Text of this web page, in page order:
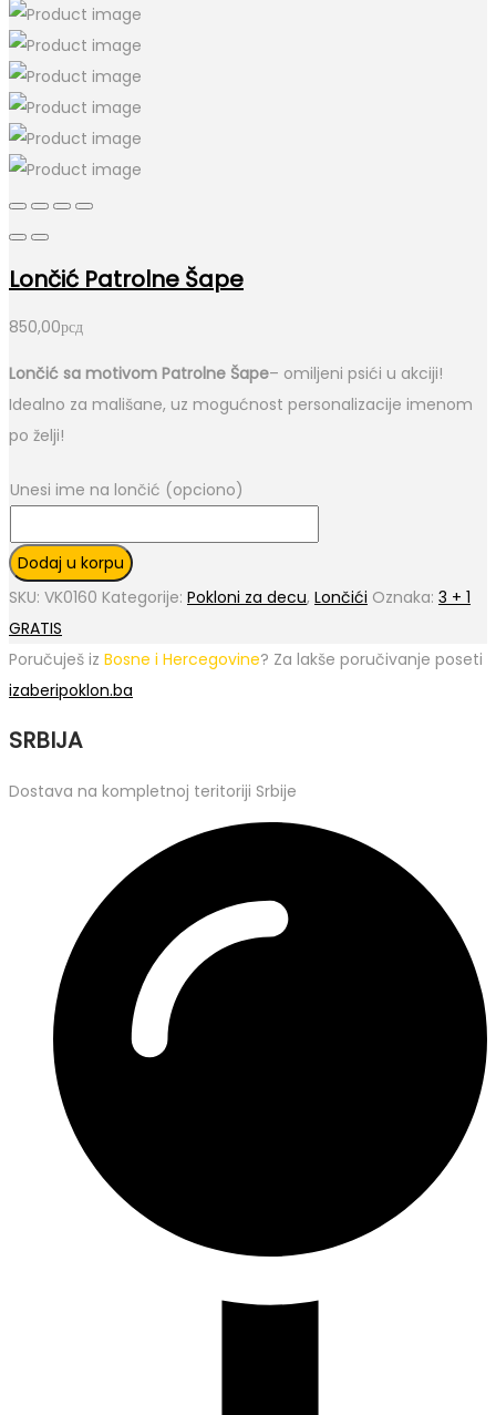
Lončić Patrolne Šape
850,00рсд
Lončić sa motivom Patrolne Šape– omiljeni psići u akciji!
Idealno za mališane, uz mogućnost personalizacije imenom
po želji!
Unesi ime na lončić (opciono)
Dodaj u korpu
SKU: VK0160 Kategorije: Pokloni za decu, Lončići Oznaka: 3 + 1
GRATIS
Poručuješ iz Bosne i Hercegovine? Za lakše poručivanje poseti
izaberipoklon.ba
SRBIJA
Dostava na kompletnoj teritoriji Srbije